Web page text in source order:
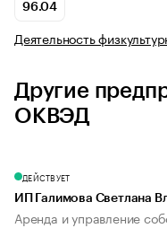
96.04
Деятельность
Другие
ОКВЭД
ДЕЙСТВУЕТ
ИП Галимова Светлана
Аренда и управление